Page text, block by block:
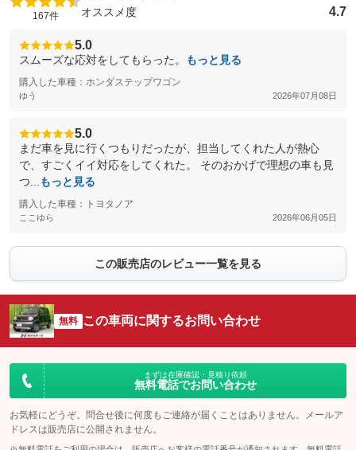
167件 オススメ度 4.7
5.0
スムーズな応対をしてもらった。 もっと見る
購入した車種：ホンダステップワゴン
ゆう 2026年07月08日
5.0
まだ車を見に行くつもりだったが、担当してくれた人が熱心
で、すごくイイ対応をしてくれた。 そのおかげで理想の車も見
つ...
もっと見る
購入した車種：トヨタノア
ここゆら 2026年06月05日
この販売店のレビュー一覧を見る
無料 この車両に関するお問い合わせ
まずは在庫確認・見積り依頼
無料電話でお問い合わせ
お気軽にどうぞ。問合せ後に何度もご連絡が届くことはありません。メールア
ドレスは販売店に公開されません。